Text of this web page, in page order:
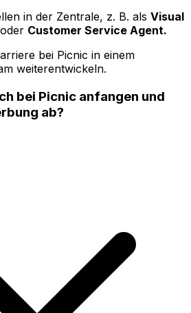
in der Zentrale, z. B. als Visual
oder Customer Service Agent.
bei Picnic in einem
weiterentwickeln.
bei Picnic anfangen und
ab?